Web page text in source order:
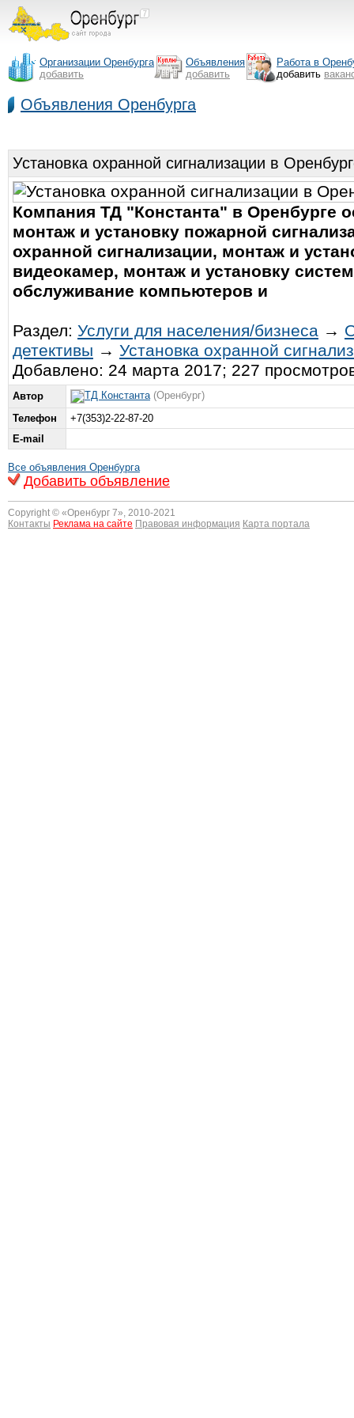
Организации Оренбурга
добавить
Объявления
добавить
Работа в
добавить
Объявления Оренбурга
Установка охранной сигнализации в
Компания ТД "Константа" в Оренбурге
монтаж и установку пожарной
охранной сигнализации, монтаж и
видеокамер, монтаж и установку
обслуживание компьютеров и
Раздел: Услуги для населения/бизнеса →
детективы → Установка охранной
Добавлено: 24 марта 2017; 227
Автор ТД Константа (Оренбург)
Телефон
+7(353)2-22-87-20
E-mail
Все объявления Оренбурга
Добавить объявление
Copyright © «Оренбург 7», 2010-2021
Контакты Реклама на сайте Правовая информация Карта портала